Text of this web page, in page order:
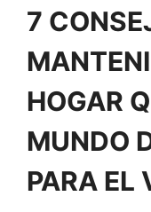
7
HOGAR
MUNDO
PARA EL